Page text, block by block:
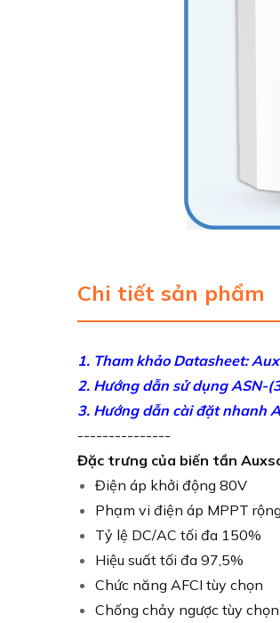
Chi tiết sản phẩm
1. Tham khảo Datasheet:
2. Hướng dẫn sử dụng ASN-
3. Hướng dẫn cài đặt nhanh
---------------
Đặc trưng của biến tần
Điện áp khởi động 80V
Phạm vi điện áp MPPT
Tỷ lệ DC/AC tối đa 150%
Hiệu suất tối đa 97,5%
Chức năng AFCI tùy chọn
Chống chảy ngược tùy chọn